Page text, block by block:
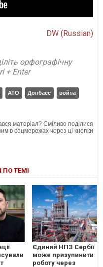
DW (Russian)
орфографічну
+ Enter
АТО Донбасс
война
матеріал? Сміливо поділися
в соцмережах через ці кнопки
ПО ТЕМІ
Єдиний НПЗ Сербії
може призупинити
роботу через